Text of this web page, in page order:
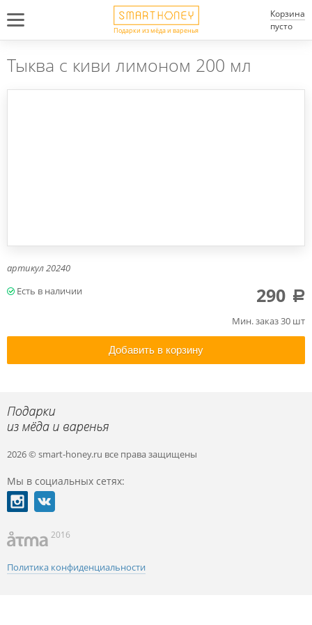
Подарки из мёда и варенья
Корзина
пусто
Тыква с киви лимоном 200 мл
артикул20240
Мин. заказ 30 шт
290 a
Добавить в корзину
2026 © smart-honey.ru все права защищены
Мы в социальных сетях:
2016
Политика конфиденциальности